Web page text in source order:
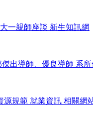
大一親師座談 新生知訊網
傑出導師、優良導師 系
源規範 就業資訊 相關網